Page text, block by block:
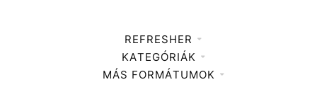
REFRESHER
Médiaajánlat
KATEGÓRIÁK
Zene
MÁS FORMÁTUMOK